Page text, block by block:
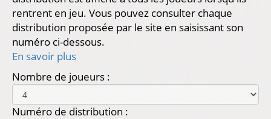
rentrent en jeu. Vous pouvez consulter chaque
distribution proposée par le site en saisissant son
numéro ci-dessous.
En savoir plus
Nombre de joueurs :
Numéro de distribution :